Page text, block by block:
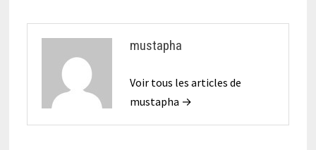
mustapha
Voir tous les articles de
mustapha →